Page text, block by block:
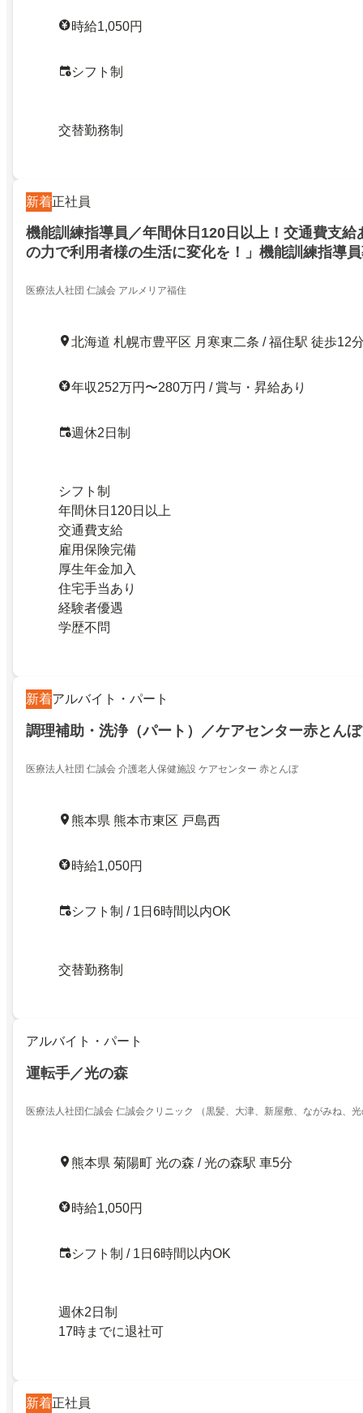
時給1,050円
シフト制
交替勤務制
新着正社員
機能訓練指導員／年間休日120日以上！交通費支給
の力で利用者様の生活に変化を！」機能訓練指導
医療法人社団 仁誠会 アルメリア福住
北海道 札幌市豊平区 月寒東二条 / 福住駅 徒歩12
年収252万円〜280万円 / 賞与・昇給あり
週休2日制
シフト制
年間休日120日以上
交通費支給
雇用保険完備
厚生年金加入
住宅手当あり
経験者優遇
学歴不問
新着アルバイト・パート
調理補助・洗浄（パート）／ケアセンター赤とんぼ
医療法人社団 仁誠会 介護老人保健施設 ケアセンター 赤とんぼ
熊本県 熊本市東区 戸島西
時給1,050円
シフト制 / 1日6時間以内OK
交替勤務制
アルバイト・パート
運転手／光の森
医療法人社団仁誠会 仁誠会クリニック （黒髪、大津、新屋敷、ながみね、
熊本県 菊陽町 光の森 / 光の森駅 車5分
時給1,050円
シフト制 / 1日6時間以内OK
週休2日制
17時までに退社可
新着正社員